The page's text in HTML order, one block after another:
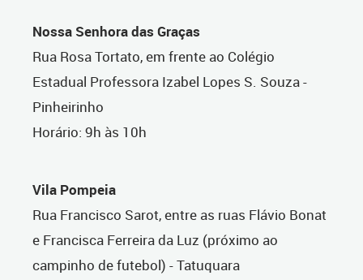
Nossa Senhora das Graças
Rua Rosa Tortato, em frente ao Colégio
Estadual Professora Izabel Lopes S. Souza -
Pinheirinho
Horário: 9h às 10h
Vila Pompeia
Rua Francisco Sarot, entre as ruas Flávio Bonat
e Francisca Ferreira da Luz (próximo ao
campinho de futebol) - Tatuquara